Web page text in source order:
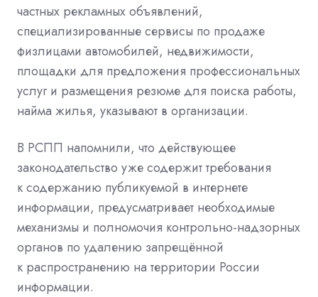
частных рекламных объявлений,
специализированные сервисы по продаже
физлицами автомобилей, недвижимости,
площадки для предложения профессиональных
услуг и размещения резюме для поиска работы,
найма жилья, указывают в организации.
В РСПП напомнили, что действующее
законодательство уже содержит требования
к содержанию публикуемой в интернете
информации, предусматривает необходимые
механизмы и полномочия контрольно-надзорных
органов по удалению запрещённой
к распространению на территории России
информации.